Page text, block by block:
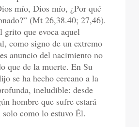
mío, Dios mío, ¿Por qué
(Mt 26,38.40; 27,46).
grito que evoca aquel
como signo de un extremo
anuncio del nacimiento no
que de la muerte. En Su
se ha hecho cercano a la
ineludible: desde
hombre que sufre estará
solo como lo estuvo Él.